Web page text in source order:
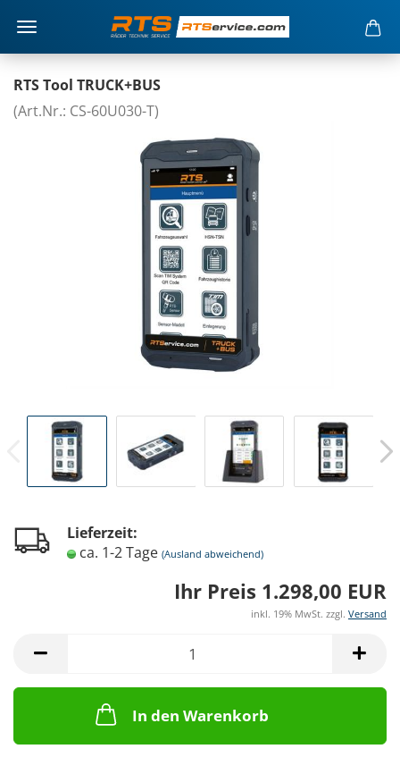
RTS Tool TRUCK+BUS
(Art.Nr.: CS-60U030-T)
Lieferzeit:
ca. 1-2 Tage (Ausland abweichend)
Ihr Preis 1.298,00 EUR
inkl. 19% MwSt. zzgl. Versand
In den Warenkorb